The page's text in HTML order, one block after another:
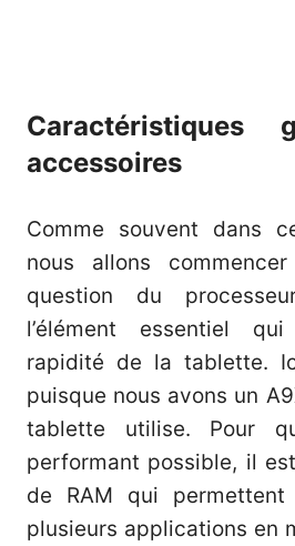
Caractéristiques
accessoires
Comme souvent dans
nous allons
question du
l’élément essentiel
rapidité de la tablette.
puisque nous avons un
tablette utilise. Pour
performant possible, il
de RAM qui
plusieurs applications en